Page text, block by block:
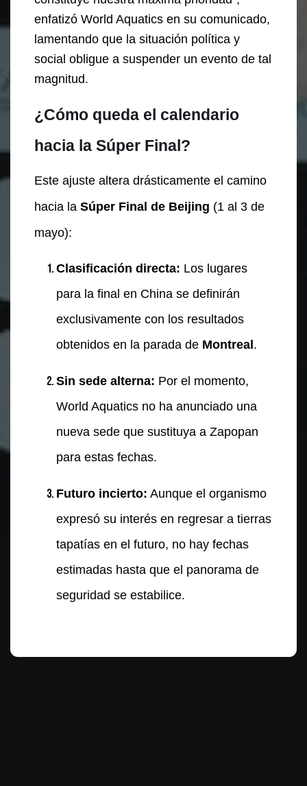
enfatizó World Aquatics en su comunicado,
lamentando que la situación política y
social obligue a suspender un evento de tal
magnitud.
¿Cómo queda el calendario
hacia la Súper Final?
Este ajuste altera drásticamente el camino
hacia la Súper Final de Beijing (1 al 3 de
mayo):
Clasificación directa: Los lugares
para la final en China se definirán
exclusivamente con los resultados
obtenidos en la parada de Montreal .
Sin sede alterna: Por el momento,
World Aquatics no ha anunciado una
nueva sede que sustituya a Zapopan
para estas fechas.
Futuro incierto: Aunque el organismo
expresó su interés en regresar a tierras
tapatías en el futuro, no hay fechas
estimadas hasta que el panorama de
seguridad se estabilice.